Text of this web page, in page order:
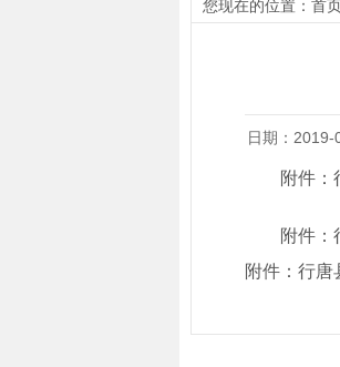
您现在的位置： 首
日期：2019-
附件：
附件：
附件： 行唐